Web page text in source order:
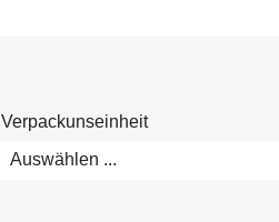
Verpackunseinheit
Auswählen ...